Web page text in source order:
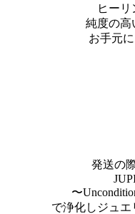
ヒー
純度の高
お手元
発送の
〜
で浄化しジュエ